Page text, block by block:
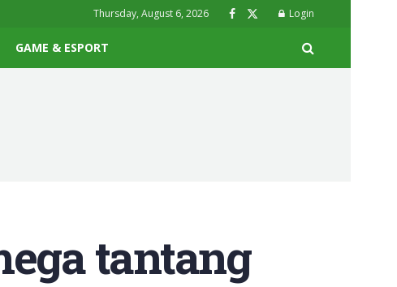
Thursday, August 6, 2026 Login
GAME & ESPORT
tantang